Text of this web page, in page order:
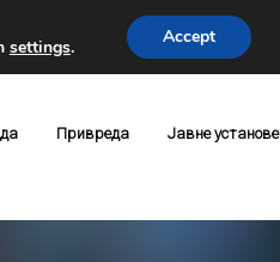
Привреда Јавне установе
settings. Accept